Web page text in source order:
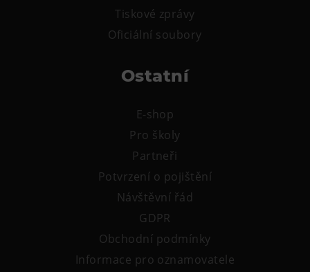
Tematické dárkové poukazy
Tiskové zprávy
Oficiální soubory
Ostatní
E-shop
Pro školy
Partneři
Potvrzení o pojištění
Návštěvní řád
GDPR
Obchodní podmínky
Informace pro oznamovatele